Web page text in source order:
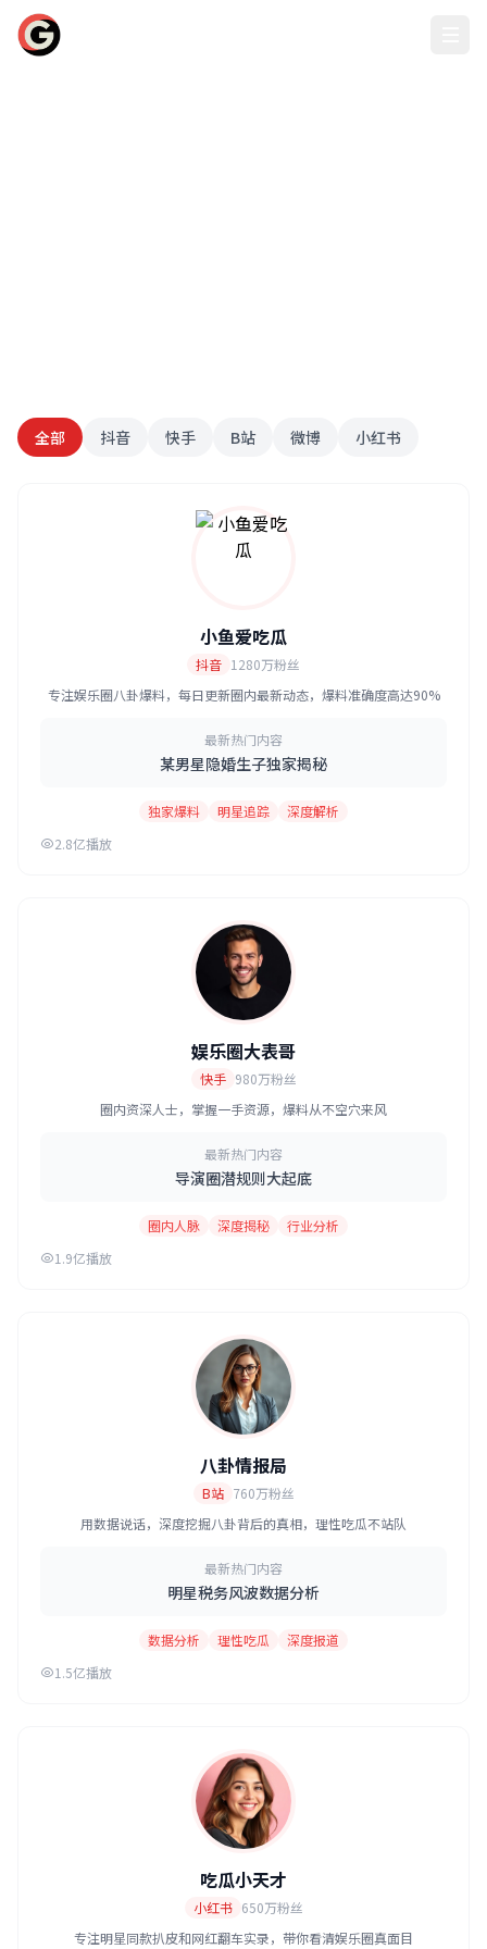
全部 抖音 快手 B站 微博 小红书
小鱼爱吃瓜
抖音 1280万粉丝
专注娱乐圈八卦爆料，每日更新圈内最新动态，爆料准确度高达90%
最新热门内容
某男星隐婚生子独家揭秘
独家爆料 明星追踪
深度解析
2.8亿播放
娱乐圈大表哥
快手 980万粉丝
圈内资深人士，掌握一手资源，爆料从不空穴来风
最新热门内容
导演圈潜规则大起底
圈内人脉 深度揭秘
行业分析
1.9亿播放
八卦情报局
B站 760万粉丝
用数据说话，深度挖掘八卦背后的真相，理性吃瓜不站队
最新热门内容
明星税务风波数据分析
数据分析 理性吃瓜
深度报道
1.5亿播放
吃瓜小天才
小红书 650万粉丝
专注明星同款扒皮和网红翻车实录，带你看清娱乐圈真面目